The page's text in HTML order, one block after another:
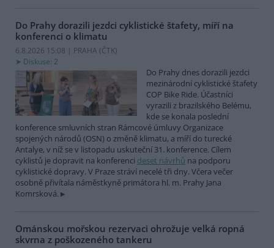
Do Prahy dorazili jezdci cyklistické štafety, míří na
konferenci o klimatu
6.8.2026 15:08 | PRAHA (ČTK)
Diskuse: 2
Do Prahy dnes dorazili jezdci
mezinárodní cyklistické štafety
COP Bike Ride. Účastníci
vyrazili z brazilského Belému,
kde se konala poslední
konference smluvních stran Rámcové úmluvy Organizace
spojených národů (OSN) o změně klimatu, a míří do turecké
Antalye, v níž se v listopadu uskuteční 31. konference. Cílem
cyklistů je dopravit na konferenci deset návrhů na podporu
cyklistické dopravy. V Praze stráví necelé tři dny. Včera večer
osobně přivítala náměstkyně primátora hl. m. Prahy Jana
Komrsková.
Ománskou mořskou rezervaci ohrožuje velká ropná
skvrna z poškozeného tankeru